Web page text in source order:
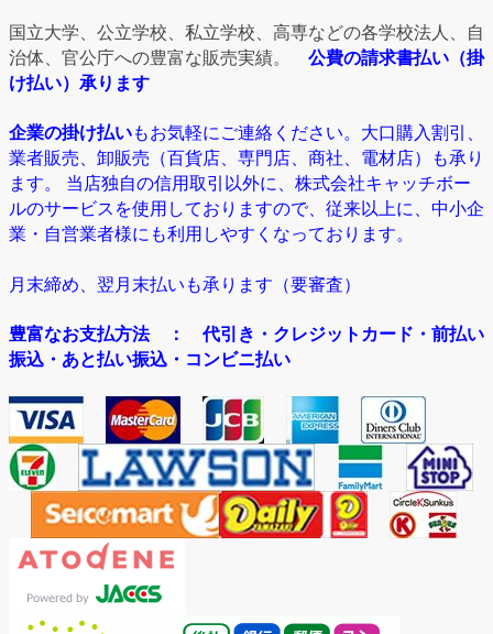
国立大学、公立学校、私立学校、高専などの各学校法人、自
治体、官公庁への豊富な販売実績。
公費の請求書払い（掛
け払い）承ります
企業の掛け払いもお気軽にご連絡ください。大口購入割引、
業者販売、卸販売（百貨店、専門店、商社、電材店）も承り
ます。 当店独自の信用取引以外に、株式会社キャッチボー
ルのサービスを使用しておりますので、従来以上に、中小企
業・自営業者様にも利用しやすくなっております。
月末締め、翌月末払いも承ります（要審査）
豊富なお支払方法： 代引き・クレジットカード・前払い
振込・あと払い振込・コンビニ払い